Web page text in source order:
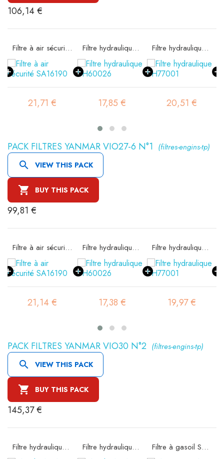
106,14 €
Filtre à air sécurité SA16190
21,71 €
Filtre hydraulique SH60026
17,85 €
Filtre hydraulique SH77001
20,51 €
PACK FILTRES YANMAR VIO27-6 N°1 (filtres-engins-tp)
 VIEW THIS PACK
 BUY THIS PACK
99,81 €
Filtre à air sécurité SA16190
21,14 €
Filtre hydraulique SH60026
17,38 €
Filtre hydraulique SH77001
19,97 €
PACK FILTRES YANMAR VIO30 N°2 (filtres-engins-tp)
 VIEW THIS PACK
 BUY THIS PACK
145,37 €
Filtre hydraulique SH60162 Filtre hydraulique SH77001 Filtre à gasoil SN21586